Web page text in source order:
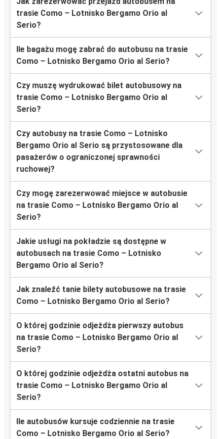
trasie Como – Lotnisko Bergamo Orio al
Serio?
Ile bagażu mogę zabrać do autobusu na trasie
Como – Lotnisko Bergamo Orio al Serio?
Czy muszę wydrukować bilet autobusowy na
trasie Como – Lotnisko Bergamo Orio al
Serio?
Czy autobusy na trasie Como – Lotnisko
Bergamo Orio al Serio są przystosowane dla
pasażerów o ograniczonej sprawności
ruchowej?
Czy mogę zarezerwować miejsce w autobusie
na trasie Como – Lotnisko Bergamo Orio al
Serio?
Jakie usługi na pokładzie są dostępne w
autobusach na trasie Como – Lotnisko
Bergamo Orio al Serio?
Jak znaleźć tanie bilety autobusowe na trasie
Como – Lotnisko Bergamo Orio al Serio?
O której godzinie odjeżdża pierwszy autobus
na trasie Como – Lotnisko Bergamo Orio al
Serio?
O której godzinie odjeżdża ostatni autobus na
trasie Como – Lotnisko Bergamo Orio al
Serio?
Ile autobusów kursuje codziennie na trasie
Como – Lotnisko Bergamo Orio al Serio?